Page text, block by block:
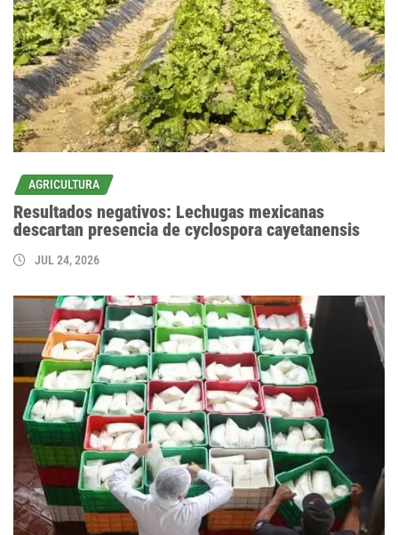
AGRICULTURA
Resultados negativos: Lechugas mexicanas
descartan presencia de cyclospora cayetanensis
JUL 24, 2026